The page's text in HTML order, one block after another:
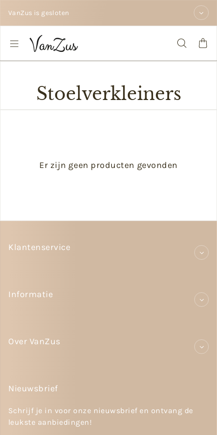
VanZus is gesloten
Stoelverkleiners
Er zijn geen producten gevonden
Klantenservice
Informatie
Over VanZus
Nieuwsbrief
Schrijf je in voor onze nieuwsbrief en ontvang de
leukste aanbiedingen!